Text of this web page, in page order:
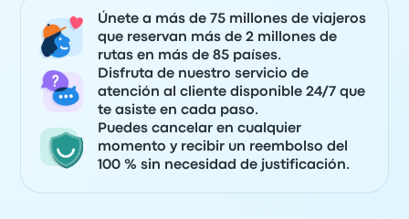
Únete a más de 75 millones de viajeros
que reservan más de 2 millones de
rutas en más de 85 países.
Disfruta de nuestro servicio de
atención al cliente disponible 24/7 que
te asiste en cada paso.
Puedes cancelar en cualquier
momento y recibir un reembolso del
100 % sin necesidad de justificación.